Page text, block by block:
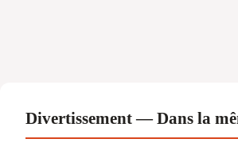
Divertissement — Dans la